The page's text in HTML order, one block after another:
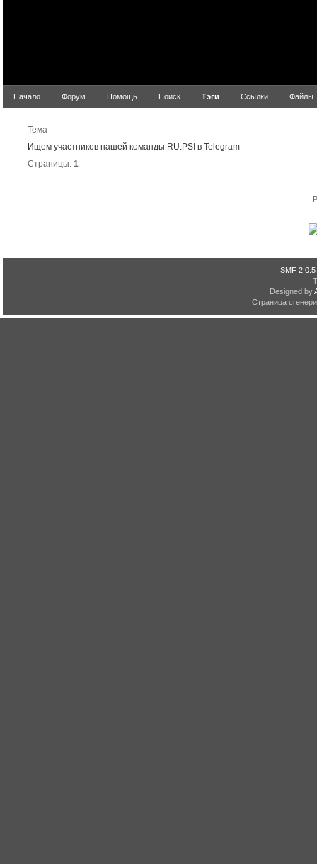
Начало Форум Помощь Поиск Тэги Ссылки Файлы
Тема
Ищем участников нашей команды RU.PSI в Telegram
Страницы: 1
SMF 2.0.5
Designed by
Страница